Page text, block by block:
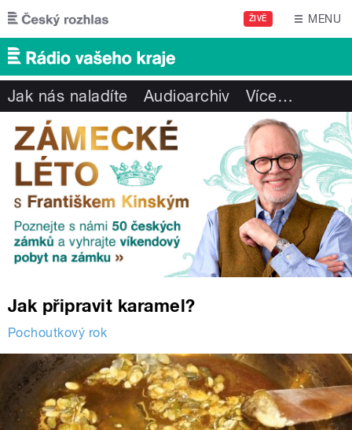
Přejít k hlavnímu obsahu
ŽIVĚ MENU
Jak nás naladíte Audioarchiv Více…
Jak připravit karamel?
Pochoutkový rok